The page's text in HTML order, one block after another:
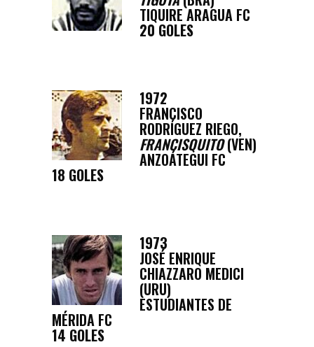
TIQUIRE ARAGUA FC
20 GOLES
1972
FRANCISCO
RODRÍGUEZ RIEGO,
FRANCISQUITO(VEN)
ANZOÁTEGUI FC
18 GOLES
1973
JOSÉ ENRIQUE
CHIAZZARO MEDICI
(URU)
ESTUDIANTES DE
MÉRIDA FC
14 GOLES